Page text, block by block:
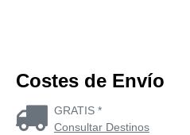
Costes de Envío
GRATIS *
Consultar Destinos